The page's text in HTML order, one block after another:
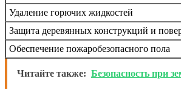
Удаление горючих жидкостей
Защита деревянных конструкций и
Обеспечение пожаробезопасного пола
Читайте также: Безопасность при